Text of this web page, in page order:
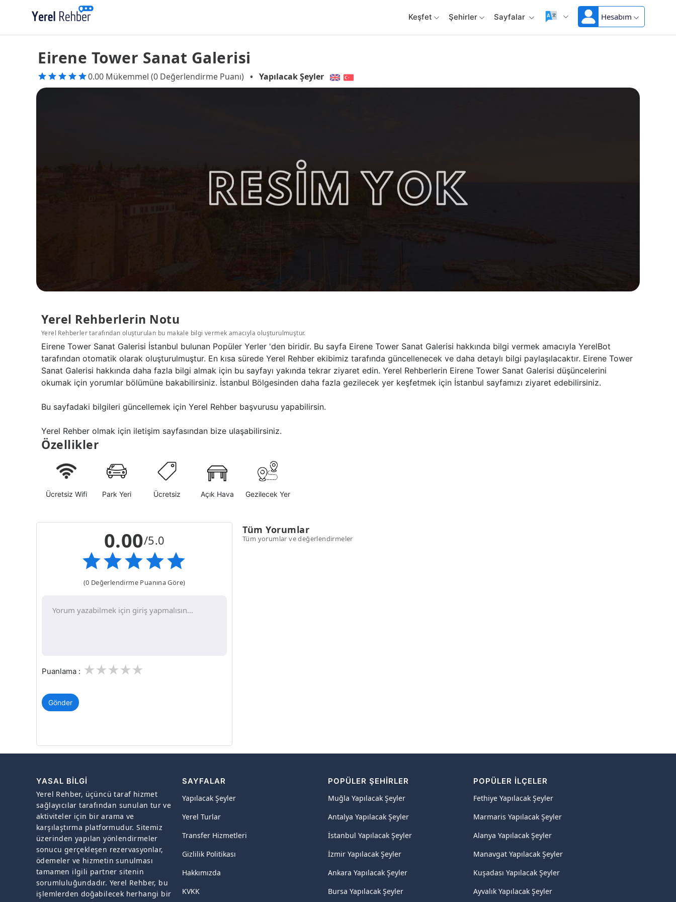
Keşfet Şehirler Sayfalar Hesabım
Eirene Tower Sanat Galerisi
0.00 Mükemmel (0 Değerlendirme Puanı) • Yapılacak Şeyler
Yerel Rehberlerin Notu
Yerel Rehberler tarafından oluşturulan bu makale bilgi vermek amacıyla oluşturulmuştur.
Eirene Tower Sanat Galerisi İstanbul bulunan Popüler Yerler 'den biridir. Bu sayfa Eirene Tower Sanat Galerisi hakkında bilgi vermek amacıyla YerelBot
tarafından otomatik olarak oluşturulmuştur. En kısa sürede Yerel Rehber ekibimiz tarafında güncellenecek ve daha detaylı bilgi paylaşılacaktır. Eirene Tower
Sanat Galerisi hakkında daha fazla bilgi almak için bu sayfayı yakında tekrar ziyaret edin. Yerel Rehberlerin Eirene Tower Sanat Galerisi düşüncelerini
okumak için yorumlar bölümüne bakabilirsiniz. İstanbul Bölgesinden daha fazla gezilecek yer keşfetmek için İstanbul sayfamızı ziyaret edebilirsiniz.
Bu sayfadaki bilgileri güncellemek için Yerel Rehber başvurusu yapabilirsin.
Yerel Rehber olmak için iletişim sayfasından bize ulaşabilirsiniz.
Özellikler
Ücretsiz Wifi Park Yeri Ücretsiz Açık Hava Gezilecek Yer
0.00/5.0
(0 Değerlendirme Puanına Göre)
Puanlama : 3
2
1
Gönder
Tüm Yorumlar
Tüm yorumlar ve değerlendirmeler
YASAL BILGI
Yerel Rehber, üçüncü taraf hizmet
sağlayıcılar tarafından sunulan tur ve
aktiviteler için bir arama ve
karşılaştırma platformudur. Sitemiz
üzerinden yapılan yönlendirmeler
sonucu gerçekleşen rezervasyonlar,
ödemeler ve hizmetin sunulması
tamamen ilgili partner sitenin
sorumluluğundadır. Yerel Rehber, bu
işlemlerden doğabilecek herhangi bir
SAYFALAR
Yapılacak Şeyler
Yerel Turlar
Transfer Hizmetleri
Gizlilik Politikası
Hakkımızda
KVKK
POPÜLER ŞEHIRLER
Muğla Yapılacak Şeyler
Antalya Yapılacak Şeyler
İstanbul Yapılacak Şeyler
İzmir Yapılacak Şeyler
Ankara Yapılacak Şeyler
Bursa Yapılacak Şeyler
POPÜLER İLÇELER
Fethiye Yapılacak Şeyler
Marmaris Yapılacak Şeyler
Alanya Yapılacak Şeyler
Manavgat Yapılacak Şeyler
Kuşadası Yapılacak Şeyler
Ayvalık Yapılacak Şeyler